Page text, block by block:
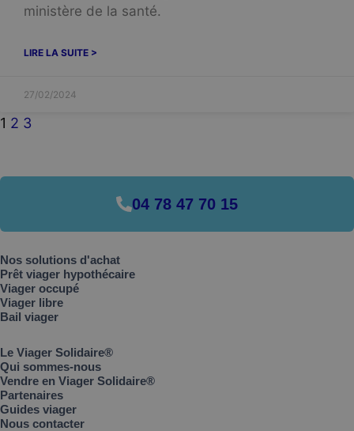
ministère de la santé.
LIRE LA SUITE >
27/02/2024
1 2 3
04 78 47 70 15
Nos solutions d'achat
Prêt viager hypothécaire
Viager occupé
Viager libre
Bail viager
Le Viager Solidaire®
Qui sommes-nous
Vendre en Viager Solidaire®
Partenaires
Guides viager
Nous contacter